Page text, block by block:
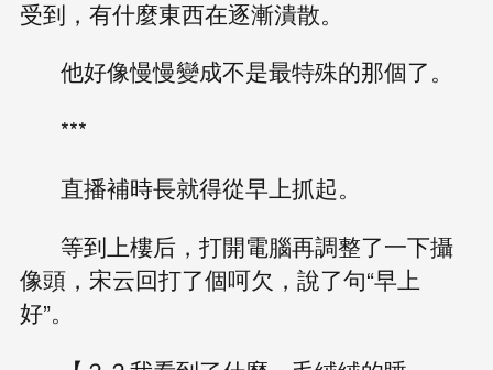
受到，有什麼東西在逐漸潰散。
他好像慢慢變成不是最特殊的那個了。
***
直播補時長就得從早上抓起。
等到上樓后，打開電腦再調整了一下攝
像頭，宋云回打了個呵欠，說了句“早上
好”。